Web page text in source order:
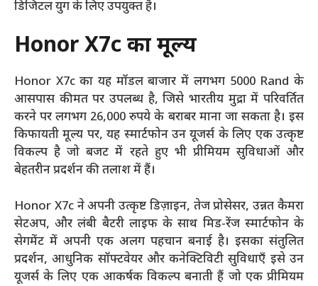
डिजिटल युग के लिए उपयुक्त है।
Honor X7c का मूल्य
Honor X7c का यह मॉडल बाजार में लगभग 5000 Rand के
आसपास कीमत पर उपलब्ध है, जिसे भारतीय मुद्रा में परिवर्तित
करने पर लगभग 26,000 रुपये के बराबर माना जा सकता है। इस
किफायती मूल्य पर, यह स्मार्टफोन उन यूजर्स के लिए एक उत्कृष्ट
विकल्प है जो बजट में रहते हुए भी प्रीमियम सुविधाओं और
बेहतरीन प्रदर्शन की तलाश में हैं।
Honor X7c ने अपनी उत्कृष्ट डिज़ाइन, तेज प्रोसेसर, उन्नत कैमरा
सेटअप, और लंबी बैटरी लाइफ के साथ मिड-रेंज स्मार्टफोन के
सेगमेंट में अपनी एक अलग पहचान बनाई है। इसका संतुलित
प्रदर्शन, आधुनिक सॉफ्टवेयर और कनेक्टिविटी सुविधाएँ इसे उन
यूजर्स के लिए एक आकर्षक विकल्प बनाती हैं जो एक प्रीमियम